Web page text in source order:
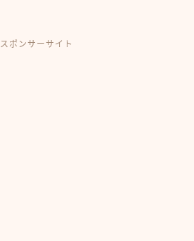
スポンサーサイト